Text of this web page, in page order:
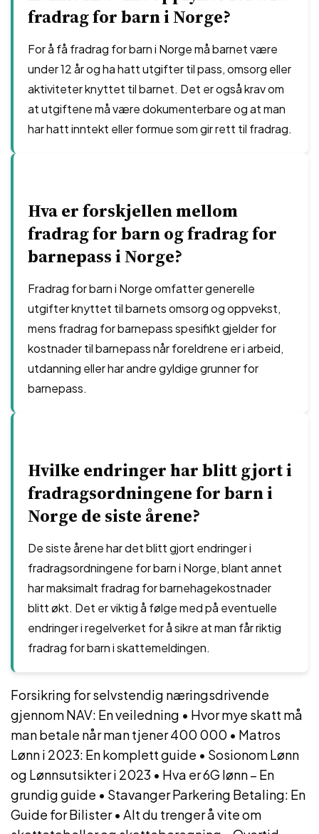
fradrag for barn i Norge?
For å få fradrag for barn i Norge må barnet være
under 12 år og ha hatt utgifter til pass, omsorg eller
aktiviteter knyttet til barnet. Det er også krav om
at utgiftene må være dokumenterbare og at man
har hatt inntekt eller formue som gir rett til fradrag.
Hva er forskjellen mellom
fradrag for barn og fradrag for
barnepass i Norge?
Fradrag for barn i Norge omfatter generelle
utgifter knyttet til barnets omsorg og oppvekst,
mens fradrag for barnepass spesifikt gjelder for
kostnader til barnepass når foreldrene er i arbeid,
utdanning eller har andre gyldige grunner for
barnepass.
Hvilke endringer har blitt gjort i
fradragsordningene for barn i
Norge de siste årene?
De siste årene har det blitt gjort endringer i
fradragsordningene for barn i Norge, blant annet
har maksimalt fradrag for barnehagekostnader
blitt økt. Det er viktig å følge med på eventuelle
endringer i regelverket for å sikre at man får riktig
fradrag for barn i skattemeldingen.
Forsikring for selvstendig næringsdrivende
gjennom NAV: En veiledning • Hvor mye skatt må
man betale når man tjener 400 000 • Matros
Lønn i 2023: En komplett guide • Sosionom Lønn
og Lønnsutsikter i 2023 • Hva er 6G lønn – En
grundig guide • Stavanger Parkering Betaling: En
Guide for Bilister• Alt du trenger å vite om